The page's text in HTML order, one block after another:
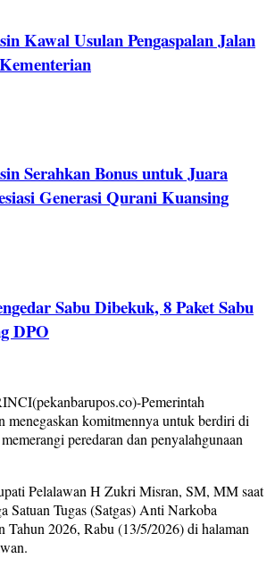
Kawal Usulan Pengaspalan Jalan
Serahkan Bonus untuk Juara
Generasi Qurani Kuansing
Sabu Dibekuk, 8 Paket Sabu
DPO
Pemerintah
menegaskan komitmennya untuk berdiri di
peredaran dan penyalahgunaan
Pelalawan H Zukri Misran, SM, MM saat
Satuan Tugas (Satgas) Anti Narkoba
Tahun 2026, Rabu (13/5/2026) di halaman